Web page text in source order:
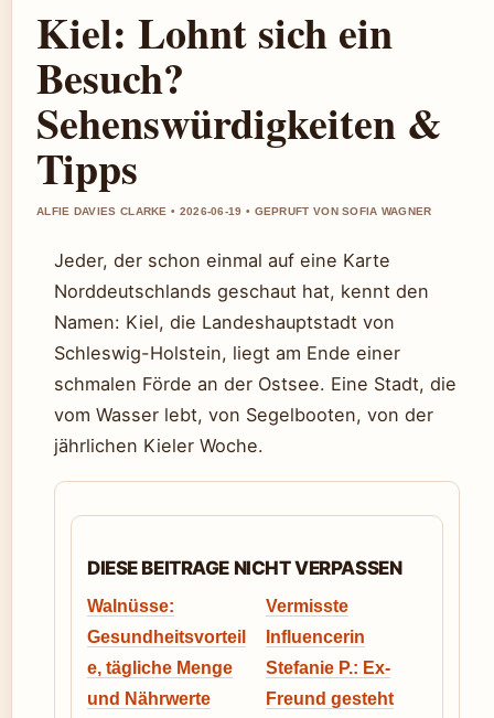
Kiel: Lohnt sich ein
Besuch?
Sehenswürdigkeiten &
Tipps
ALFIE DAVIES CLARKE • 2026-06-19 • GEPRUFT VON SOFIA WAGNER
Jeder, der schon einmal auf eine Karte
Norddeutschlands geschaut hat, kennt den
Namen: Kiel, die Landeshauptstadt von
Schleswig-Holstein, liegt am Ende einer
schmalen Förde an der Ostsee. Eine Stadt, die
vom Wasser lebt, von Segelbooten, von der
jährlichen Kieler Woche.
DIESE BEITRAGE NICHT VERPASSEN
Walnüsse:
Gesundheitsvorteil
e, tägliche Menge
und Nährwerte
Vermisste
Influencerin
Stefanie P.: Ex-
Freund gesteht